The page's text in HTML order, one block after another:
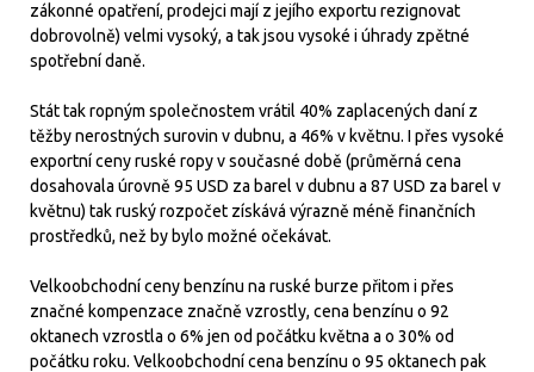
zákonné opatření, prodejci mají z jejího exportu rezignovat
dobrovolně) velmi vysoký, a tak jsou vysoké i úhrady zpětné
spotřební daně.
Stát tak ropným společnostem vrátil 40% zaplacených daní z
těžby nerostných surovin v dubnu, a 46% v květnu. I přes vysoké
exportní ceny ruské ropy v současné době (průměrná cena
dosahovala úrovně 95 USD za barel v dubnu a 87 USD za barel v
květnu) tak ruský rozpočet získává výrazně méně finančních
prostředků, než by bylo možné očekávat.
Velkoobchodní ceny benzínu na ruské burze přitom i přes
značné kompenzace značně vzrostly, cena benzínu o 92
oktanech vzrostla o 6% jen od počátku května a o 30% od
počátku roku. Velkoobchodní cena benzínu o 95 oktanech pak